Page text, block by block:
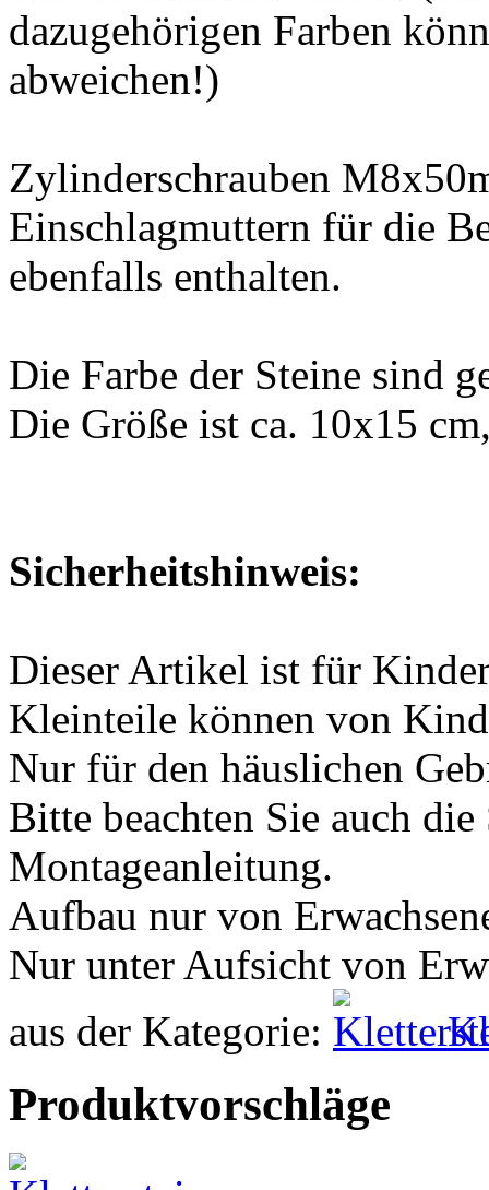
dazugehörigen Farben
abweichen!)
Zylinderschrauben
Einschlagmuttern für die
ebenfalls enthalten.
Die Farbe der Steine sind
Die Größe ist ca. 10x15
Sicherheitshinweis:
Dieser Artikel ist für
Kleinteile können von
Nur für den häuslichen
Bitte beachten Sie auch
Montageanleitung.
Aufbau nur von
Nur unter Aufsicht von
aus der Kategorie:
Produktvorschläge